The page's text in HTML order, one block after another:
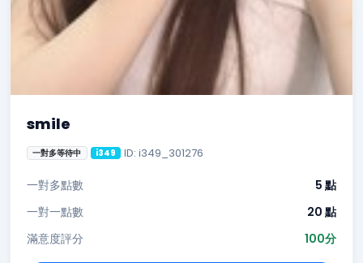
smile
一對多等待中 i349 ID: i349_301276
一對多點數
5 點
一對一點數
20 點
滿意度評分
100分